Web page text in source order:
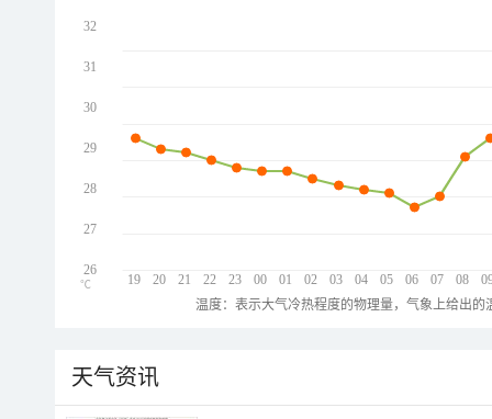
19 20 21 22 23 00 01 02 03 04 05 06 07 08
32
31
30
29
28
27
26
℃
温度：表示大气冷热程度的物理量，气象上给出
天气资讯